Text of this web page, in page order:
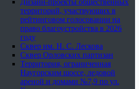
Дизайн-проекты общественных
территорий, участвующих в
рейтинговом голосовании на
право благоустройства в 2026
году
Сквер им. Н. С. Лескова
Сквер Орловских партизан
Территория, ограниченная
Наугорским шоссе, ледовой
ареной и домами №7,9 по ул.